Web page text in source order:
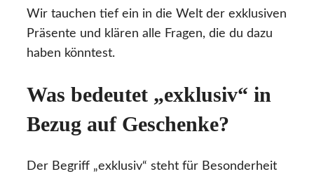
Wir tauchen tief ein in die Welt der exklusiven
Präsente und klären alle Fragen, die du dazu
haben könntest.
Was bedeutet „exklusiv“ in
Bezug auf Geschenke?
Der Begriff „exklusiv“ steht für Besonderheit